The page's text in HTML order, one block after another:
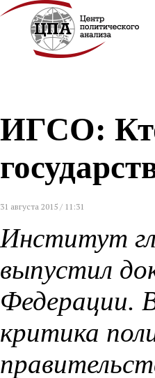
ИГСО:
31 августа 2015 / 11:31
Институт
выпустил
Федерации.
критика